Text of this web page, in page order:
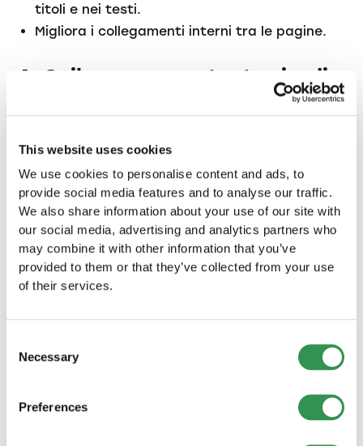
This website uses cookies
We use cookies to personalise content and ads, to
provide social media features and to analyse our traffic.
We also share information about your use of our site with
our social media, advertising and analytics partners who
may combine it with other information that you’ve
provided to them or that they’ve collected from your use
of their services.
Selection
Necessary
Preferences
titoli e nei testi.
Migliora i collegamenti interni tra le pagine.
4. Sviluppa una strategia di
Cerca opportunità di collaborazione con altri
Crea contenuti che gli altri desiderano
condividere o collegare.
5. Crea una strategia di
contenuti a lungo termine:
Utilizza video e grafici per rendere i contenuti
6. Monitoraggio e